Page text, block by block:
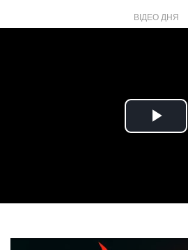
ВІДЕО ДНЯ
Play